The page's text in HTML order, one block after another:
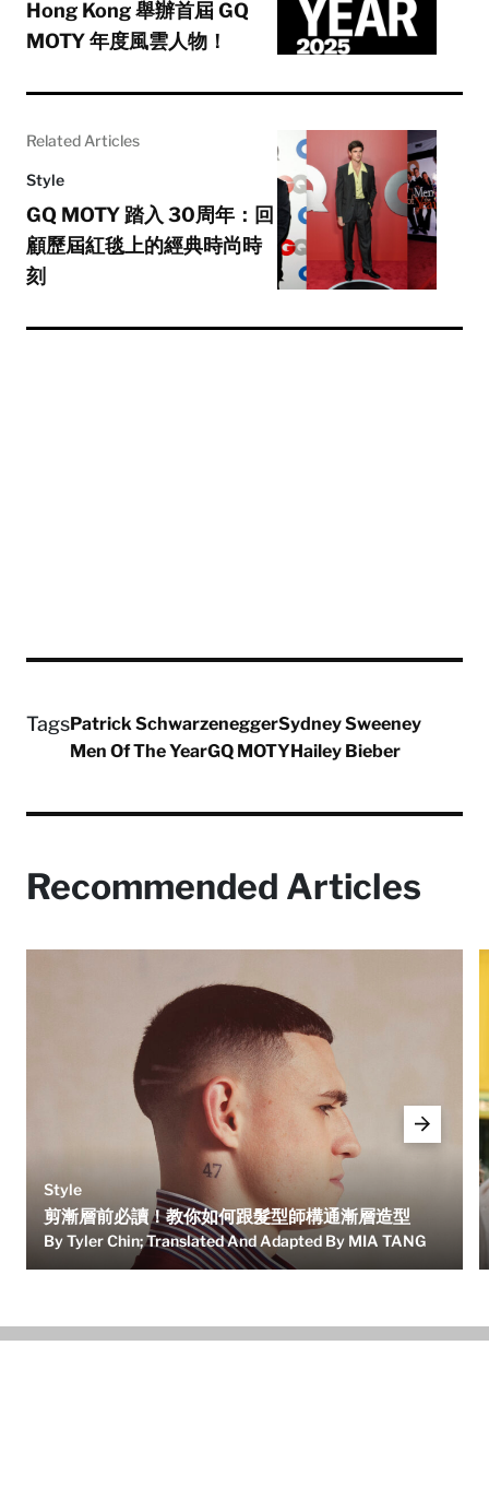
Hong Kong 舉辦首屆 GQ
MOTY 年度風雲人物！
Related Articles
Style
GQ MOTY 踏入 30周年：回
顧歷屆紅毯上的經典時尚時
刻
TagsPatrick SchwarzeneggerSydney Sweeney
Men Of The YearGQ MOTYHailey Bieber
Recommended Articles
Style
剪漸層前必讀！教你如何跟髮型師構通漸層造型
By Tyler Chin; Translated And Adapted By MIA TANG